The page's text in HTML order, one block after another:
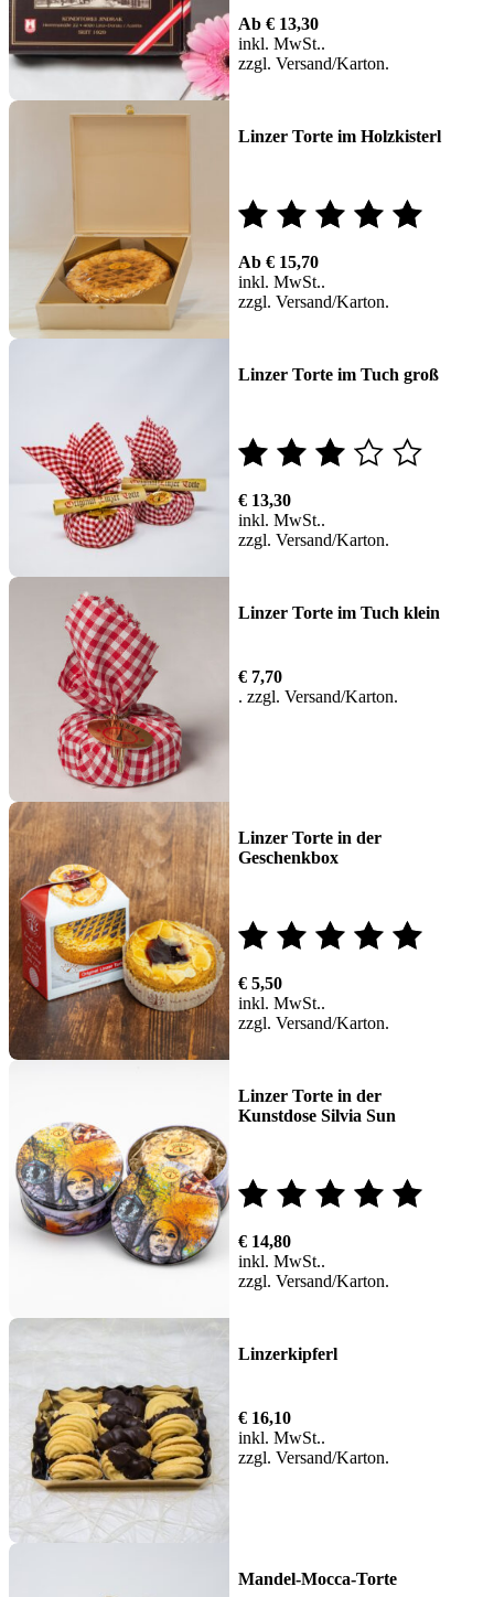
Bewertet
mit
4.77
Ab € 13,30
inkl. MwSt.
zzgl. Versand
Linzer Torte im Holzkisterl
Bewertet
mit
5.00
Ab € 15,70
inkl. MwSt.
zzgl. Versand
Linzer Torte im Tuch groß
Bewertet
mit
2.75
€ 13,30
inkl. MwSt.
zzgl. Versand
Linzer Torte im Tuch klein
€ 7,70
zzgl. Versand
Linzer Torte in der
Geschenkbox
Bewertet
mit
5.00
€ 5,50
inkl. MwSt.
zzgl. Versand
Linzer Torte in der
Kunstdose Silvia Sun
Bewertet
mit
5.00
€ 14,80
inkl. MwSt.
zzgl. Versand
Linzerkipferl
€ 16,10
inkl. MwSt.
zzgl. Versand
Mandel-Mocca-Torte